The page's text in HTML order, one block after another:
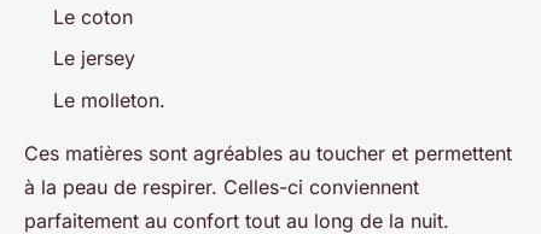
Le coton
Le jersey
Le molleton.
Ces matières sont agréables au toucher et permettent
à la peau de respirer. Celles-ci conviennent
parfaitement au confort tout au long de la nuit.